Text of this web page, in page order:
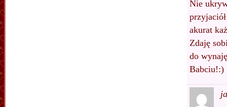
Nie
akurat
Zdaję
do
Babciu!:)